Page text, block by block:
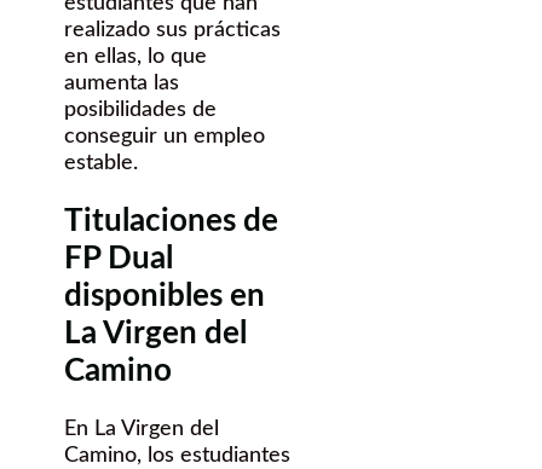
realizado sus prácticas
en ellas, lo que
aumenta las
posibilidades de
conseguir un empleo
estable.
Titulaciones de
FP Dual
disponibles en
La Virgen del
Camino
En La Virgen del
Camino, los estudiantes